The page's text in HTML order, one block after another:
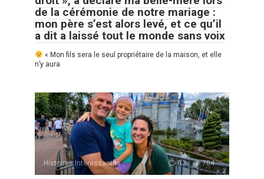
de la cérémonie de notre mariage :
mon père s’est alors levé, et ce qu’il
a dit a laissé tout le monde sans voix
« Mon fils sera le seul propriétaire de la maison, et elle
n’y aura
Histoires Intéressantes 0 704